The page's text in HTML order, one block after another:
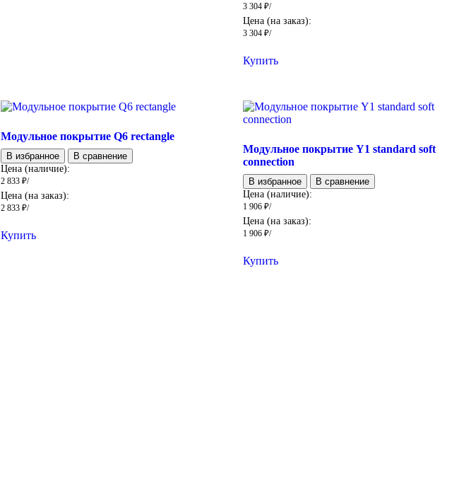
3 304 ₽/
Цена (на заказ):
3 304 ₽/
Купить
Модульное покрытие Q6 rectangle
В избранное
В сравнение
Цена (наличие):
2 833 ₽/
Цена (на заказ):
2 833 ₽/
Купить
Модульное покрытие Y1 standard soft
connection
В избранное
В сравнение
Цена (наличие):
1 906 ₽/
Цена (на заказ):
1 906 ₽/
Купить